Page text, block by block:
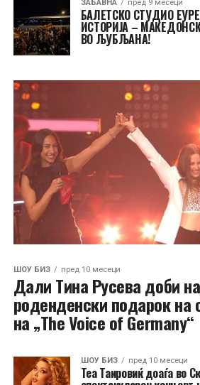
ЗАБАВНА пред 9 месеци
БАЛЕТСКО СТУДИО
ИСТОРИЈА –
ВО ЉУБЉАНА!
ШОУ БИЗ пред 10 месеци
Дали Тина Русева доби
роденденски подарок на
на „The Voice of Germany“
ШОУ БИЗ пред 10 месеци
Теа Таировиќ доаѓа во